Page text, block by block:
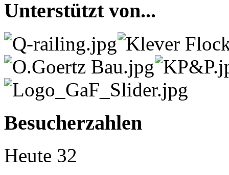
Unterstützt von...
Besucherzahlen
Heute 32